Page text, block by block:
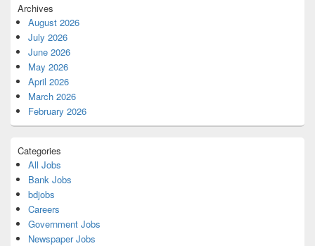
Archives
August 2026
July 2026
June 2026
May 2026
April 2026
March 2026
February 2026
Categories
All Jobs
Bank Jobs
bdjobs
Careers
Government Jobs
Newspaper Jobs